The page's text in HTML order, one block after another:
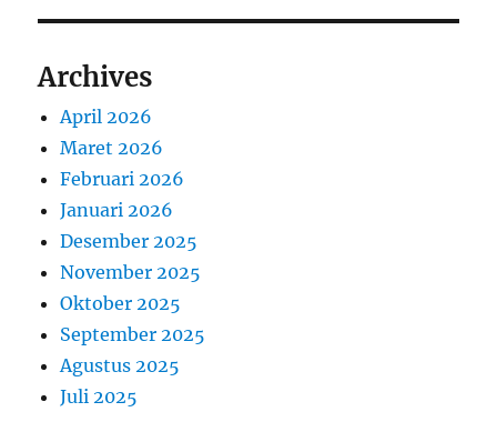
Archives
April 2026
Maret 2026
Februari 2026
Januari 2026
Desember 2025
November 2025
Oktober 2025
September 2025
Agustus 2025
Juli 2025